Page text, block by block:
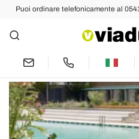
Puoi ordinare telefonicamente al
Indietro
Divano da esterno
moderno